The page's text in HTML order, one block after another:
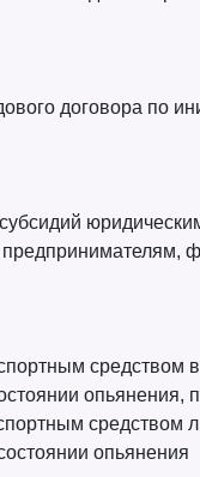
договора по
средством
опьянения,
средством
опьянения